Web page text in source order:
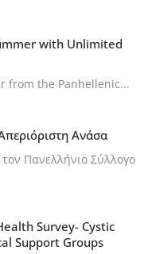
with Unlimited
from the Panhellenic...
Ανάσα
Πανελλήνιο Σύλλογο
Survey- Cystic
Support Groups